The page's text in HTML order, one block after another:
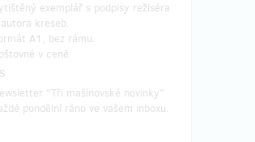
exemplář s podpisy režiséra
kreseb.
A1, bez rámu.
v ceně.
"Tři mašínovské novinky"
pondělní ráno ve vašem inboxu.